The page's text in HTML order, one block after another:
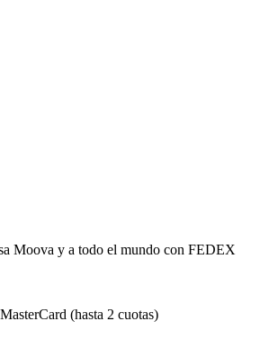
Moova y a todo el mundo con FEDEX
(hasta 2 cuotas)